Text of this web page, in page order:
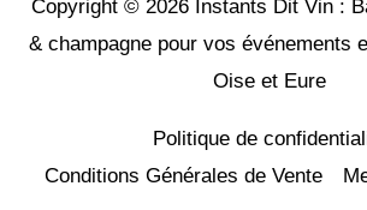
Copyright © 2026 Instants Dit Vin :
& champagne pour vos événements
Oise et Eure
Politique de
Conditions Générales de Vente